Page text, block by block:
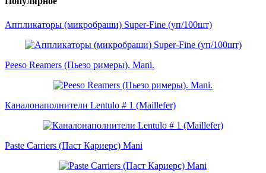
Аппликаторы (микробраши) Super-Fine (уп/100шт)
Peeso Reamers (Пьезо римеры). Mani.
Каналонаполнители Lentulo # 1 (Maillefer)
Paste Carriers (Паст Кариерс) Mani